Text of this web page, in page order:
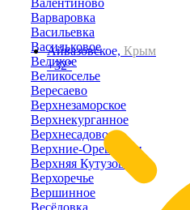
Айвазовское, Крым
+32°
Варваровка
Васильевка
Васильковое
Великое
Великоселье
Вересаево
Верхнезаморское
Верхнекурганное
Верхнесадовое
Верхние-Орешники
Верхняя Кутузовка
Верхоречье
Вершинное
Весёловка